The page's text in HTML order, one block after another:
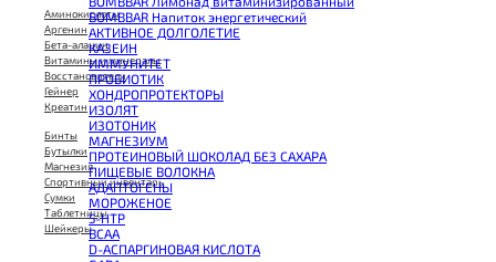
BOMBBAR Напиток энергетический
АКТИВНОЕ ДОЛГОЛЕТИЕ
КАЗЕИН
ИММУНИТЕТ
ПРОБИОТИК
ХОНДРОПРОТЕКТОРЫ
ИЗОЛЯТ
ИЗОТОНИК
МАГНЕЗИУМ
ПРОТЕИНОВЫЙ ШОКОЛАД БЕЗ САХАРА
ПИЩЕВЫЕ ВОЛОКНА
АДАПТОГЕНЫ
МОРОЖЕНОЕ
5-HTP
BCAA
D-АСПАРГИНОВАЯ КИСЛОТА
Аминокислоты
Аргенин
Бета-аланин
Витамины и минералы
Восстановители
Гейнер
Креатин
Бинты
Бутылки
Магнезия
Спортивный инвентарь
Сумки
Таблетницы
Шейкеры